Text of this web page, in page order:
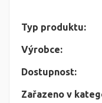
Typ produktu:
Výrobce:
Dostupnost:
Zařazeno v